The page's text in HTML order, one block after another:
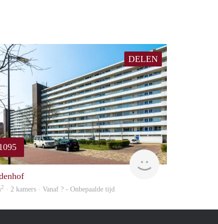
DELEN
Woning
2 · 2 kamers · Vanaf ? - Onbepaalde tijd